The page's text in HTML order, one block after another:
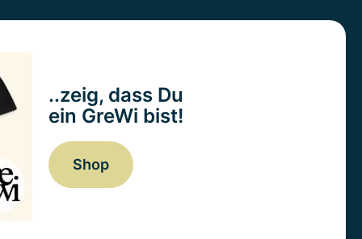
..zeig, dass Du
ein GreWi bist!
Shop